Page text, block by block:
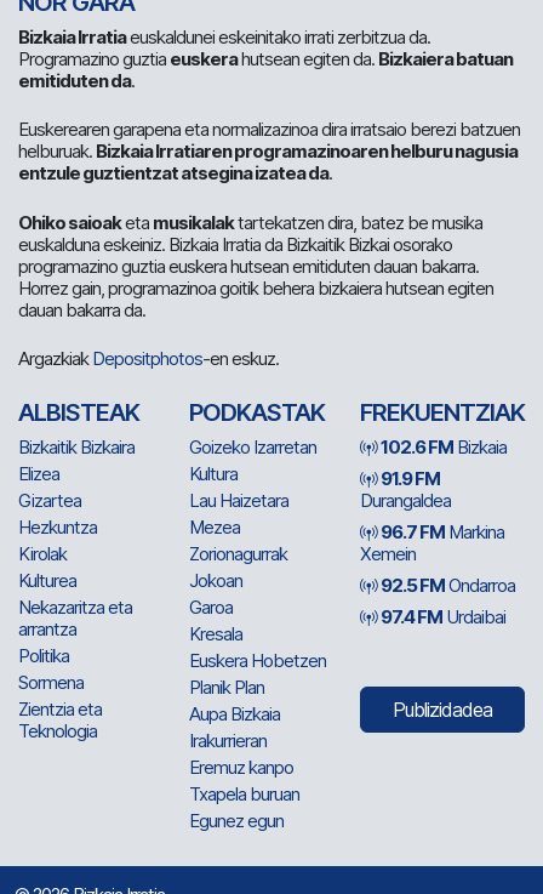
Bizkaia Irratiaeuskaldunei eskeinitako irrati zerbitzua da.
Programazino guztia euskerahutsean egiten da. Bizkaiera batuan
emitiduten da.
Euskerearen garapena eta normalizazinoa dira irratsaio berezi batzuen
helburuak. Bizkaia Irratiaren programazinoaren helburu nagusia
entzule guztientzat atsegina izatea da.
Ohiko saioaketa musikalaktartekatzen dira, batez be musika
euskalduna eskeiniz. Bizkaia Irratia da Bizkaitik Bizkai osorako
programazino guztia euskera hutsean emitiduten dauan bakarra.
Horrez gain, programazinoa goitik behera bizkaiera hutsean egiten
dauan bakarra da.
ArgazkiakDepositphotos-en eskuz.
ALBISTEAK
Bizkaitik Bizkaira
Elizea
Gizartea
Hezkuntza
Kirolak
Kulturea
Nekazaritza eta
arrantza
Politika
Sormena
Zientzia eta
Teknologia
PODKASTAK
Goizeko Izarretan
Kultura
Lau Haizetara
Mezea
Zorionagurrak
Jokoan
Garoa
Kresala
Euskera Hobetzen
Planik Plan
Aupa Bizkaia
Irakurrieran
Eremuz kanpo
Txapela buruan
Egunez egun
FREKUENTZIAK
102.6 FM Bizkaia
91.9 FM
Durangaldea
96.7 FM Markina
Xemein
92.5 FMOndarroa
97.4 FM Urdaibai
Publizidadea